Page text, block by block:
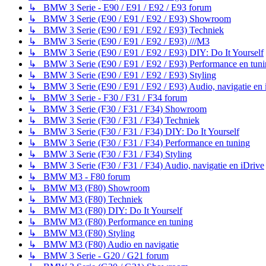
↳ BMW 3 Serie - E90 / E91 / E92 / E93 forum
↳ BMW 3 Serie (E90 / E91 / E92 / E93) Showroom
↳ BMW 3 Serie (E90 / E91 / E92 / E93) Techniek
↳ BMW 3 Serie (E90 / E91 / E92 / E93) ///M3
↳ BMW 3 Serie (E90 / E91 / E92 / E93) DIY: Do It Yourself
↳ BMW 3 Serie (E90 / E91 / E92 / E93) Performance en
↳ BMW 3 Serie (E90 / E91 / E92 / E93) Styling
↳ BMW 3 Serie (E90 / E91 / E92 / E93) Audio, navigatie en
↳ BMW 3 Serie - F30 / F31 / F34 forum
↳ BMW 3 Serie (F30 / F31 / F34) Showroom
↳ BMW 3 Serie (F30 / F31 / F34) Techniek
↳ BMW 3 Serie (F30 / F31 / F34) DIY: Do It Yourself
↳ BMW 3 Serie (F30 / F31 / F34) Performance en tuning
↳ BMW 3 Serie (F30 / F31 / F34) Styling
↳ BMW 3 Serie (F30 / F31 / F34) Audio, navigatie en iDrive
↳ BMW M3 - F80 forum
↳ BMW M3 (F80) Showroom
↳ BMW M3 (F80) Techniek
↳ BMW M3 (F80) DIY: Do It Yourself
↳ BMW M3 (F80) Performance en tuning
↳ BMW M3 (F80) Styling
↳ BMW M3 (F80) Audio en navigatie
↳ BMW 3 Serie - G20 / G21 forum